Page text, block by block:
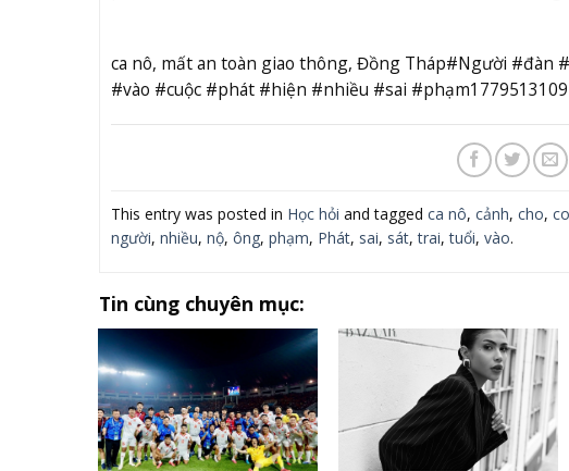
ca nô, mất an toàn giao thông, Đồng Tháp#Người
#vào #cuộc #phát #hiện #nhiều #sai #phạm1779513109
This entry was posted in Học hỏi and tagged ca nô, cảnh, cho,
người, nhiều, nộ, ông, phạm, Phát, sai, sát,trai,tuổi, vào.
Tin cùng chuyên mục: